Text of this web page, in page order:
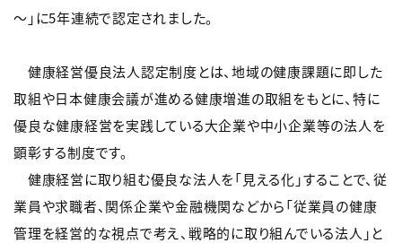
～」に5年連続で認定されました。
健康経営優良法人認定制度とは、地域の健康課題に即した
取組や日本健康会議が進める健康増進の取組をもとに、特に
優良な健康経営を実践している大企業や中小企業等の法人を
顕彰する制度です。
健康経営に取り組む優良な法人を「見える化」することで、従
業員や求職者、関係企業や金融機関などから「従業員の健康
管理を経営的な視点で考え、戦略的に取り組んでいる法人」と